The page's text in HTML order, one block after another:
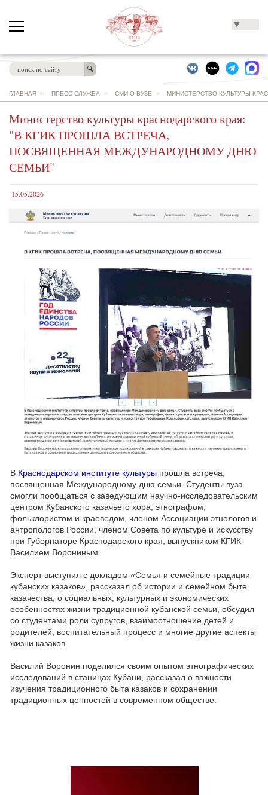
▼
ГЛАВНАЯ > ПРЕСС-СЛУЖБА > СМИ О ВУЗЕ > МИНИСТЕРСТВО КУЛЬТУРЫ
Министерство культуры краснодарского края:
"В КГИК ПРОШЛА ВСТРЕЧА,
ПОСВЯЩЕННАЯ МЕЖДУНАРОДНОМУ ДНЮ
СЕМЬИ"
15.05.2026
В Краснодарском институте культуры прошла встреча,
посвященная Международному дню семьи. Студенты вуза
смогли пообщаться с заведующим научно-исследовательским
центром Кубанского казачьего хора, этнографом,
фольклористом и краеведом, членом Ассоциации этнологов и
антропологов России, членом Совета по культуре и искусству
при Губернаторе Краснодарского края, выпускником КГИК
Василием Ворониным.
Эксперт выступил с докладом «Семья и семейные традиции
кубанских казаков», рассказал об истории и семейном быте
казачества, о социальных, культурных и экономических
особенностях жизни традиционной кубанской семьи, обсудил
со студентами роли супругов, взаимоотношение детей и
родителей, воспитательный процесс и многие другие аспекты
жизни казаков.
Василий Воронин поделился своим опытом этнографических
исследований в станицах Кубани, рассказал о важности
изучения традиционного быта казаков и сохранении
традиционных ценностей в современном обществе.